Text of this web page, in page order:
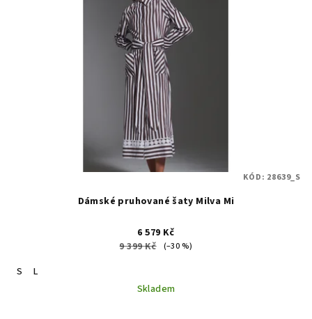
Dámské pruhované šaty Milva Mi
6 579 Kč
9 399 Kč
(–30 %)
S
L
Skladem
KÓD: 28639_S